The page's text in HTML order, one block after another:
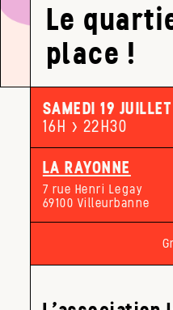
Le
place !
SAMEDI 19
16H > 22H30
LA RAYONNE
7 rue Henri Legay
69100 Villeurbanne